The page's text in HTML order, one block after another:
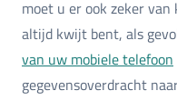
moet u er ook zeker
altijd kwijt bent, als
van uw mobiele telefoon
gegevensoverdracht